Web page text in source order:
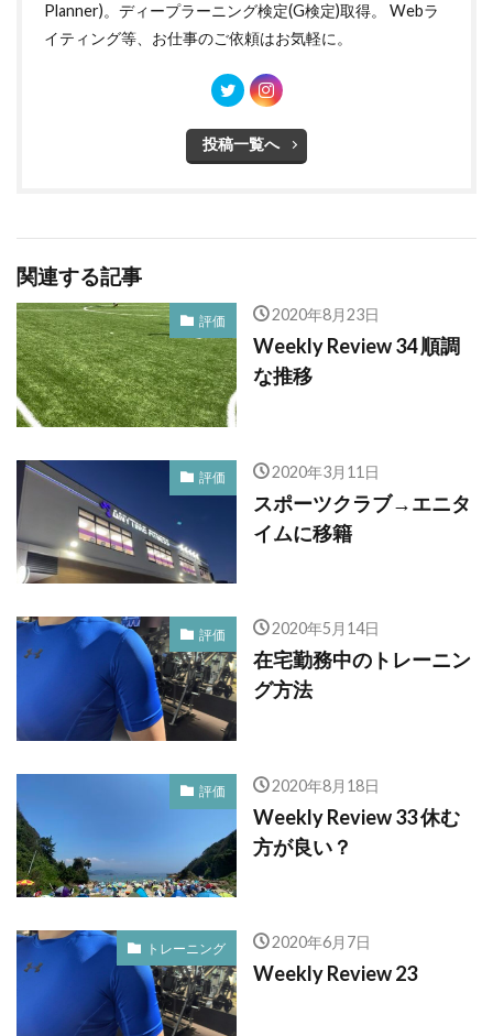
Planner)。ディープラーニング検定(G検定)取得。 Webラ
イティング等、お仕事のご依頼はお気軽に。
投稿一覧へ
関連する記事
評価 2020年8月23日
Weekly Review 34 順調
な推移
評価 2020年3月11日
スポーツクラブ→エニタ
イムに移籍
評価 2020年5月14日
在宅勤務中のトレーニン
グ方法
評価 2020年8月18日
Weekly Review 33 休む
方が良い？
トレーニング 2020年6月7日
Weekly Review 23